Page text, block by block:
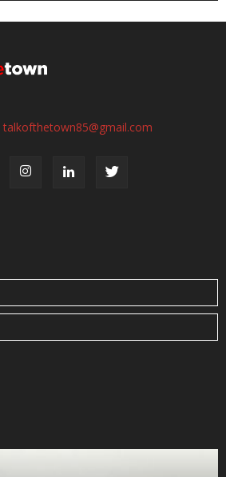
talkofthetown85@gmail.com